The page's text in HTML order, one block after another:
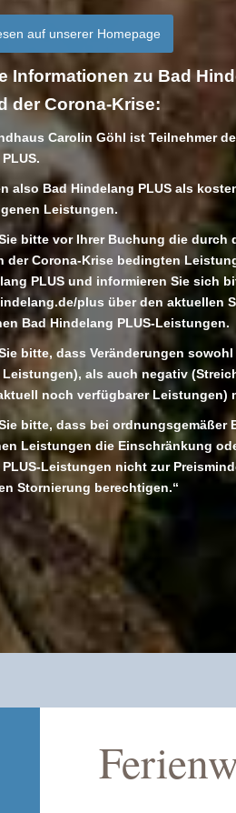
auf unserer Homepage
Informationen zu Bad
der Corona-Krise:
Carolin Göhl ist Teilnehmer
also Bad Hindelang PLUS als
Leistungen.
bitte vor Ihrer Buchung die durch
der Corona-Krise bedingten
PLUS und informieren Sie sich
plus über den aktuellen
Bad Hindelang PLUS-Leistungen.
bitte, dass Veränderungen
Leistungen), als auch negativ
noch verfügbarer Leistungen)
bitte, dass bei ordnungsgemäßer
Leistungen die Einschränkung
Leistungen nicht zur
Stornierung berechtigen.“